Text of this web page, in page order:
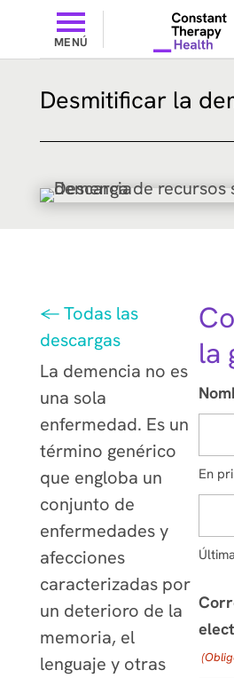
MENÚ
Desmitificar la
← Todas las
descargas
La demencia no es
una sola
enfermedad. Es un
término genérico
que engloba un
conjunto de
enfermedades y
afecciones
caracterizadas por
un deterioro de la
memoria, el
lenguaje y otras
la
En
Última